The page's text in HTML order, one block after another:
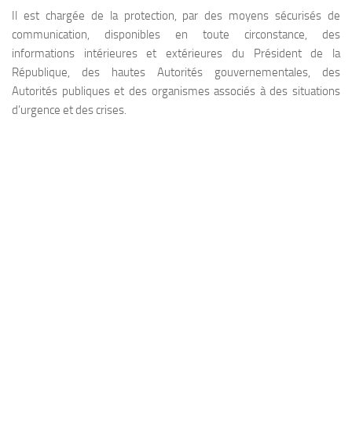
Il est chargée de la protection, par des moyens sécurisés de
communication, disponibles en toute circonstance, des
informations intérieures et extérieures du Président de la
République, des hautes Autorités gouvernementales, des
Autorités publiques et des organismes associés à des situations
d’urgence et des crises.